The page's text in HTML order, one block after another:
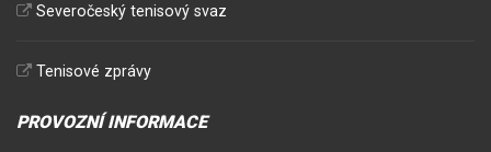
Severočeský tenisový svaz
Tenisové zprávy
PROVOZNÍ INFORMACE